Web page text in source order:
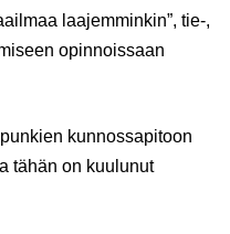
laajemminkin”, tie-,
opinnoissaan
kunnossapitoon
tähän on kuulunut